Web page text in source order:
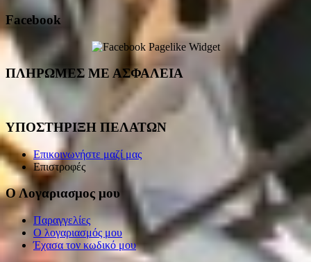
Facebook
ΠΛΗΡΩΜΕΣ ΜΕ ΑΣΦΑΛΕΙΑ
ΥΠΟΣΤΗΡΙΞΗ ΠΕΛΑΤΩΝ
Επικοινωνήστε μαζί μας
Επιστροφές
Ο Λογαριασμος μου
Παραγγελίες
Ο λογαριασμός μου
Έχασα τον κωδικό μου